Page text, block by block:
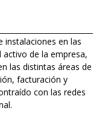
instalaciones en las
activo de la empresa,
las distintas áreas de
facturación y
con las redes